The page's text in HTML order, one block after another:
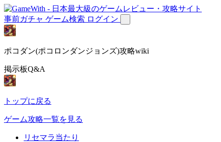
事前ガチャ ゲーム検索 ログイン
ポコダン(ポコロンダンジョンズ)攻略wiki
掲示板Q&A
トップに戻る
ゲーム攻略一覧を見る
リセマラ当たり